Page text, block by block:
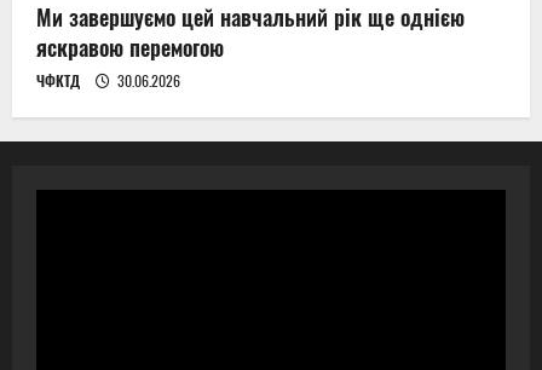
Ми завершуємо цей навчальний рік ще однією
яскравою перемогою
ЧФКТД 30.06.2026